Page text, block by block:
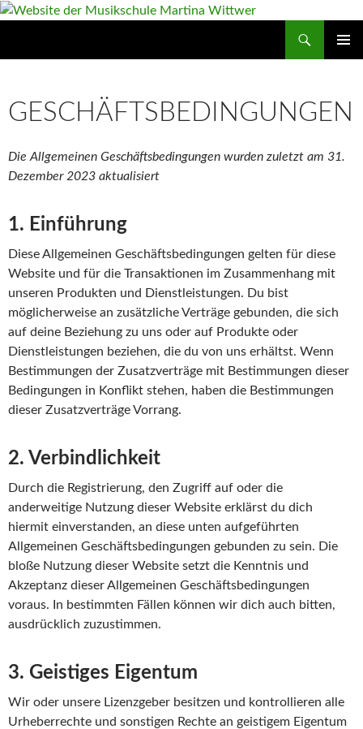
Zum
GESCHÄFTSBEDINGUNGEN
Die Allgemeinen Geschäftsbedingungen wurden zuletzt am 31.
Dezember 2023 aktualisiert
1. Einführung
Diese Allgemeinen Geschäftsbedingungen gelten für diese
Website und für die Transaktionen im Zusammenhang mit
unseren Produkten und Dienstleistungen. Du bist
möglicherweise an zusätzliche Verträge gebunden, die sich
auf deine Beziehung zu uns oder auf Produkte oder
Dienstleistungen beziehen, die du von uns erhältst. Wenn
Bestimmungen der Zusatzverträge mit Bestimmungen dieser
Bedingungen in Konflikt stehen, haben die Bestimmungen
dieser Zusatzverträge Vorrang.
2. Verbindlichkeit
Durch die Registrierung, den Zugriff auf oder die
anderweitige Nutzung dieser Website erklärst du dich
hiermit einverstanden, an diese unten aufgeführten
Allgemeinen Geschäftsbedingungen gebunden zu sein. Die
bloße Nutzung dieser Website setzt die Kenntnis und
Akzeptanz dieser Allgemeinen Geschäftsbedingungen
voraus. In bestimmten Fällen können wir dich auch bitten,
ausdrücklich zuzustimmen.
3. Geistiges Eigentum
Wir oder unsere Lizenzgeber besitzen und kontrollieren alle
Urheberrechte und sonstigen Rechte an geistigem Eigentum